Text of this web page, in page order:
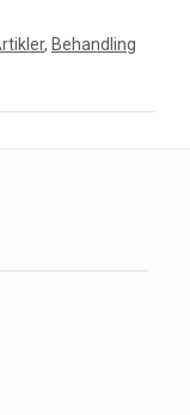
, Behandling